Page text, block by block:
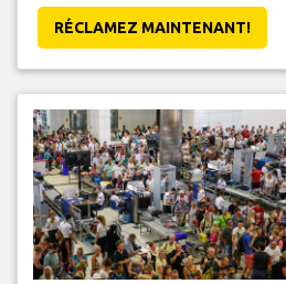
RÉCLAMEZ MAINTENANT!